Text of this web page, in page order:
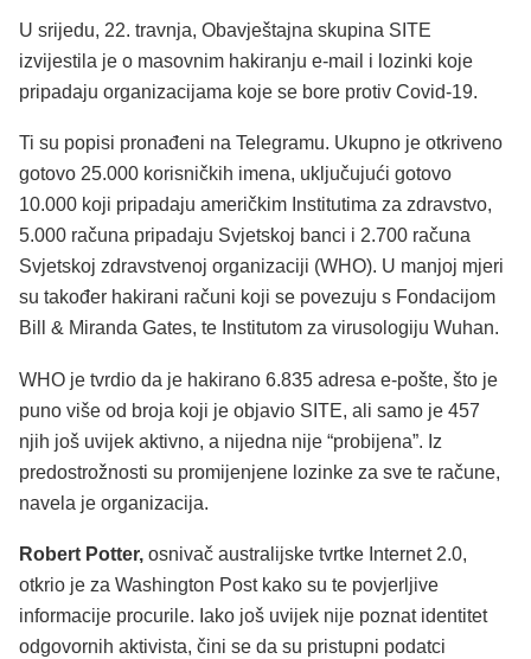
U srijedu, 22. travnja, Obavještajna skupina SITE
izvijestila je o masovnim hakiranju e-mail i lozinki koje
pripadaju organizacijama koje se bore protiv Covid-19.
Ti su popisi pronađeni na Telegramu. Ukupno je otkriveno
gotovo 25.000 korisničkih imena, uključujući gotovo
10.000 koji pripadaju američkim Institutima za zdravstvo,
5.000 računa pripadaju Svjetskoj banci i 2.700 računa
Svjetskoj zdravstvenoj organizaciji (WHO). U manjoj mjeri
su također hakirani računi koji se povezuju s Fondacijom
Bill & Miranda Gates, te Institutom za virusologiju Wuhan.
WHO je tvrdio da je hakirano 6.835 adresa e-pošte, što je
puno više od broja koji je objavio SITE, ali samo je 457
njih još uvijek aktivno, a nijedna nije “probijena”. Iz
predostrožnosti su promijenjene lozinke za sve te račune,
navela je organizacija.
Robert Potter, osnivač australijske tvrtke Internet 2.0,
otkrio je za Washington Post kako su te povjerljive
informacije procurile. Iako još uvijek nije poznat identitet
odgovornih aktivista, čini se da su pristupni podatci